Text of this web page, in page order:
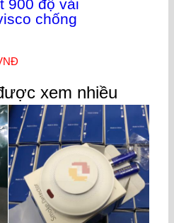
900 độ vải
chống
xem nhiều